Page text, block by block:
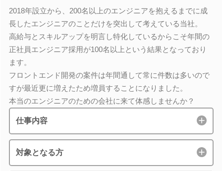
2018年設立から、200名以上のエンジニアを抱えるまでに成
長したエンジニアのことだけを突出して考えている当社。
高給与とスキルアップを明言し特化しているからこそ年間の
正社員エンジニア採用が100名以上という結果となっており
ます。
フロントエンド開発の案件は年間通して常に件数は多いので
すが最近更に増えたため増員することになりました。
本当のエンジニアのための会社に来て体感しませんか？
仕事内容
対象となる方